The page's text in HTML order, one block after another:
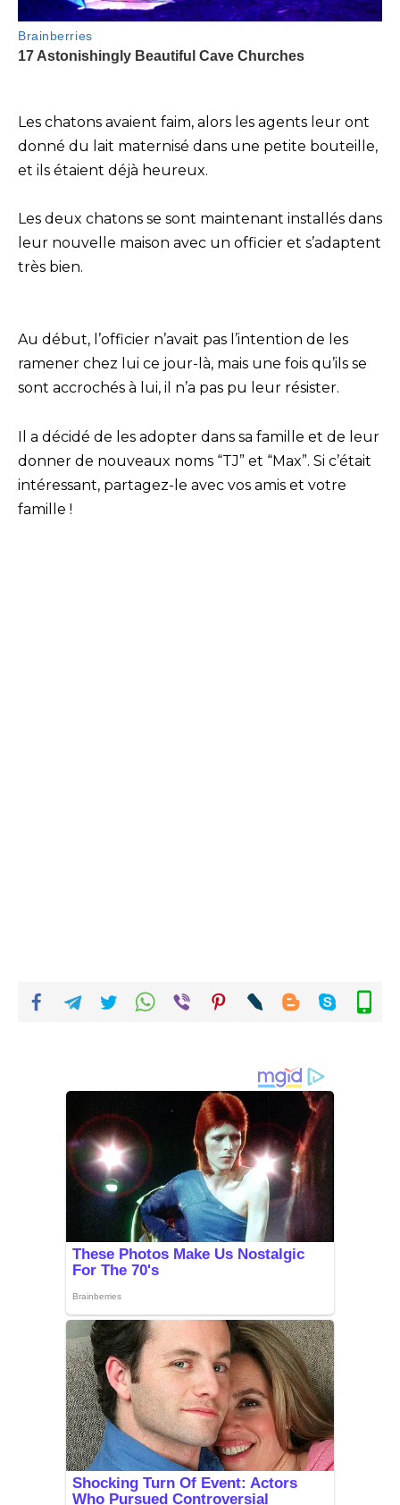
Les chatons avaient faim, alors les agents leur ont
donné du lait maternisé dans une petite bouteille,
et ils étaient déjà heureux.
Les deux chatons se sont maintenant installés dans
leur nouvelle maison avec un officier et s’adaptent
très bien.
Au début, l’officier n’avait pas l’intention de les
ramener chez lui ce jour-là, mais une fois qu’ils se
sont accrochés à lui, il n’a pas pu leur résister.
Il a décidé de les adopter dans sa famille et de leur
donner de nouveaux noms “TJ” et “Max”. Si c’était
intéressant, partagez-le avec vos amis et votre
famille !